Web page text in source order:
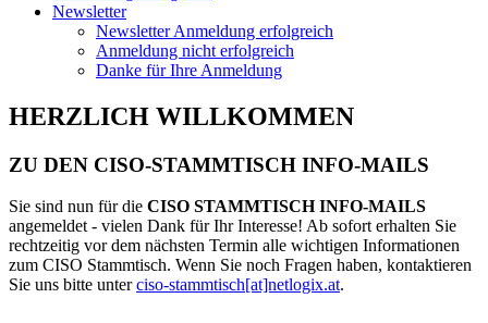
Newsletter
Newsletter Anmeldung erfolgreich
Anmeldung nicht erfolgreich
Danke für Ihre Anmeldung
HERZLICH WILLKOMMEN
ZU DEN CISO-STAMMTISCH INFO-MAILS
Sie sind nun für die CISO STAMMTISCH INFO-MAILS
angemeldet - vielen Dank für Ihr Interesse! Ab sofort erhalten Sie
rechtzeitig vor dem nächsten Termin alle wichtigen Informationen
zum CISO Stammtisch. Wenn Sie noch Fragen haben, kontaktieren
Sie uns bitte unterciso-stammtisch[at]netlogix.at.